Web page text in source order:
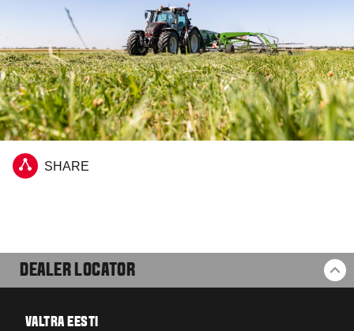
SHARE
DEALER LOCATOR
VALTRA EESTI